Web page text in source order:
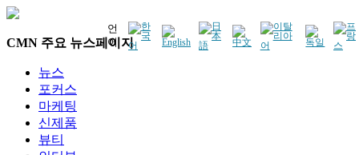
언
어
CMN 주요 뉴스페이지
뉴스
포커스
마케팅
신제품
뷰티